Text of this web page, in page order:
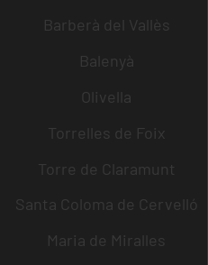
Barberà del Vallès
Balenyà
Olivella
Torrelles de Foix
Torre de Claramunt
Santa Coloma de Cervelló
Maria de Miralles